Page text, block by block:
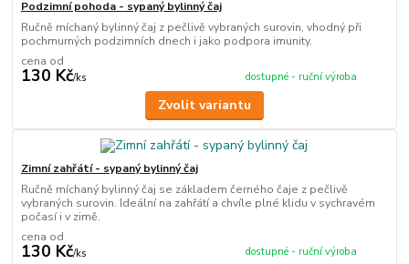
Podzimní pohoda - sypaný bylinný čaj
Ručně míchaný bylinný čaj z pečlivě vybraných surovin, vhodný při
pochmurných podzimních dnech i jako podpora imunity.
cena od
130 Kč/ks dostupné - ruční výroba
Zvolit variantu
Zimní zahřátí - sypaný bylinný čaj
Ručně míchaný bylinný čaj se základem černého čaje z pečlivě
vybraných surovin. Ideální na zahřátí a chvíle plné klidu v sychravém
počasí i v zimě.
cena od
130 Kč/ks dostupné - ruční výroba